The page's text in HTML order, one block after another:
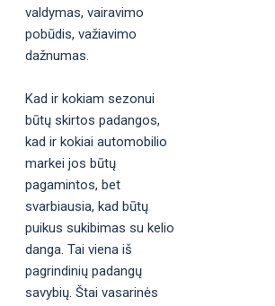
valdymas, vairavimo
pobūdis, važiavimo
dažnumas.
Kad ir kokiam sezonui
būtų skirtos padangos,
kad ir kokiai automobilio
markei jos būtų
pagamintos, bet
svarbiausia, kad būtų
puikus sukibimas su kelio
danga. Tai viena iš
pagrindinių padangų
savybių. Štai vasarinės